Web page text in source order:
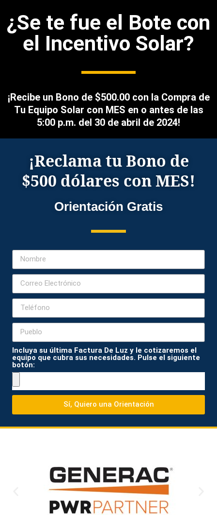
¿Se te fue el Bote con
el Incentivo Solar?
¡Recibe un Bono de $500.00 con la Compra de
Tu Equipo Solar con MES en o antes de las
5:00 p.m. del 30 de abril de 2024!
¡Reclama tu Bono de
$500 dólares con MES!
Orientación Gratis
Incluya su última Factura De Luz y le cotizaremos el
equipo que cubra sus necesidades. Pulse el siguiente
botón:
Sí, Quiero una Orientación